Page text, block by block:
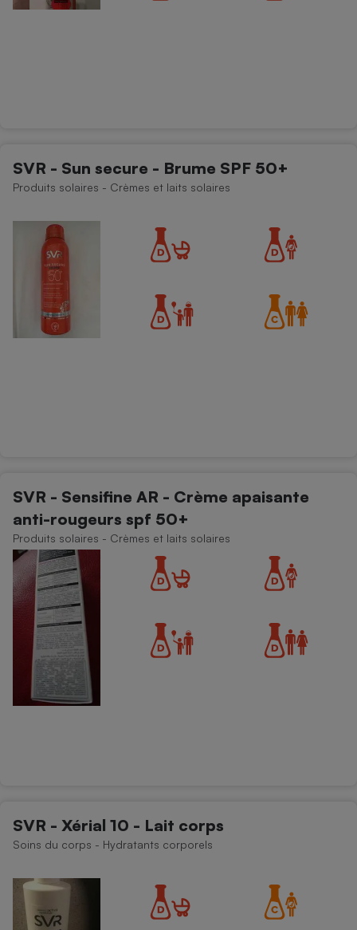
SVR - Sun secure - Brume SPF 50+
Produits solaires - Crèmes et laits solaires
SVR - Sensifine AR - Crème apaisante
anti-rougeurs spf 50+
Produits solaires - Crèmes et laits solaires
SVR - Xérial 10 - Lait corps
Soins du corps - Hydratants corporels